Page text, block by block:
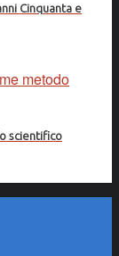
Cinquanta e
scientifico